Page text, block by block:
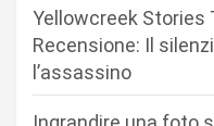
Yellowcreek Stories
Recensione: Il
l’assassino